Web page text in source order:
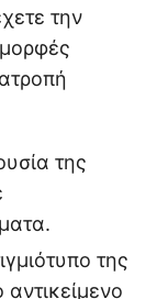
την
της
της